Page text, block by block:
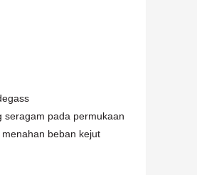
seragam pada permukaan
beban kejut